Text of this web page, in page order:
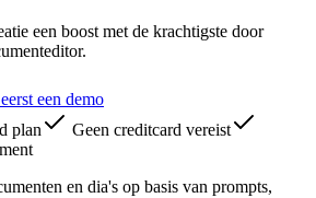
een boost met de krachtigste door
een demo
plan
Geen creditcard vereist
en dia's op basis van prompts,